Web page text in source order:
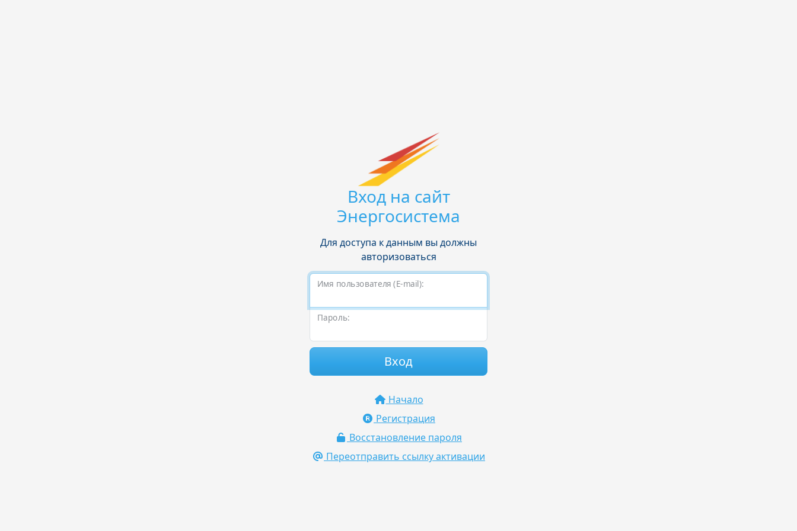
Вход на сайт
Энергосистема
Для доступа к данным вы должны
авторизоваться
Имя пользователя (E-mail):
Пароль:
Вход
Начало
Регистрация
Восстановление пароля
Переотправить ссылку активации